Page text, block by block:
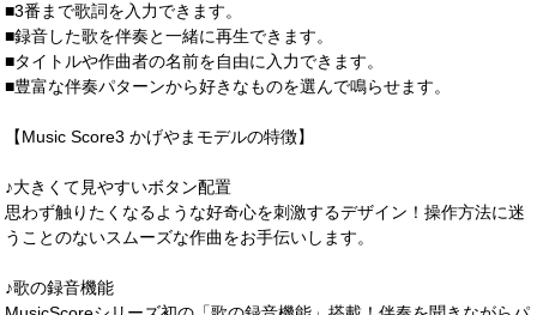
■3番まで歌詞を入力できます。
■録音した歌を伴奏と一緒に再生できます。
■タイトルや作曲者の名前を自由に入力できます。
■豊富な伴奏パターンから好きなものを選んで鳴らせます。
【Music Score3 かげやまモデルの特徴】
♪大きくて見やすいボタン配置
思わず触りたくなるような好奇心を刺激するデザイン！操作方法に迷
うことのないスムーズな作曲をお手伝いします。
♪歌の録音機能